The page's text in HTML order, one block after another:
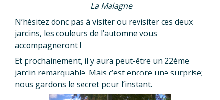
La Malagne
N’hésitez donc pas à visiter ou revisiter ces deux
jardins, les couleurs de l’automne vous
accompagneront !
Et prochainement, il y aura peut-être un 22ème
jardin remarquable. Mais c’est encore une surprise;
nous gardons le secret pour l’instant.